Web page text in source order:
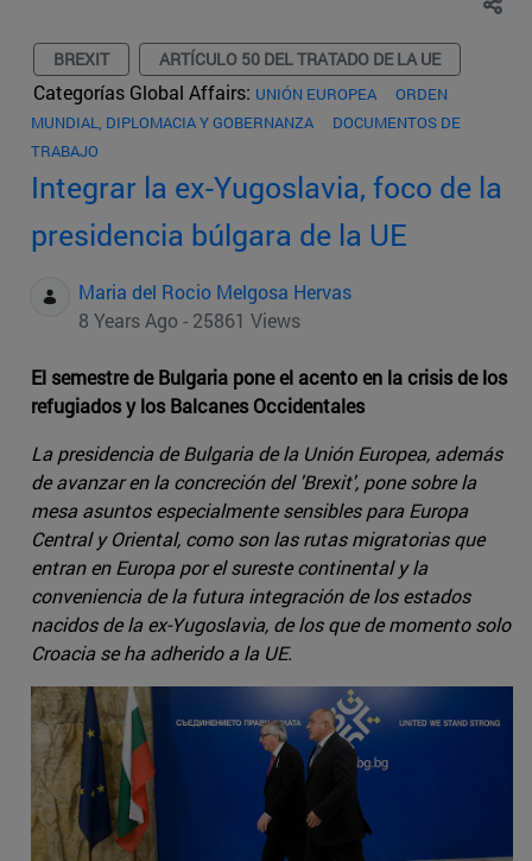
BREXIT ARTÍCULO 50 DEL TRATADO DE LA UE
Categorías Global Affairs: UNIÓN EUROPEA
ORDEN
MUNDIAL, DIPLOMACIA Y GOBERNANZA
DOCUMENTOS DE
TRABAJO
Integrar la ex-Yugoslavia, foco de la
presidencia búlgara de la UE
Maria del Rocio Melgosa Hervas
8 Years Ago - 25861 Views
El semestre de Bulgaria pone el acento en la crisis de los
refugiados y los Balcanes Occidentales
La presidencia de Bulgaria de la Unión Europea, además
de avanzar en la concreción del 'Brexit', pone sobre la
mesa asuntos especialmente sensibles para Europa
Central y Oriental, como son las rutas migratorias que
entran en Europa por el sureste continental y la
conveniencia de la futura integración de los estados
nacidos de la ex-Yugoslavia, de los que de momento solo
Croacia se ha adherido a la UE.